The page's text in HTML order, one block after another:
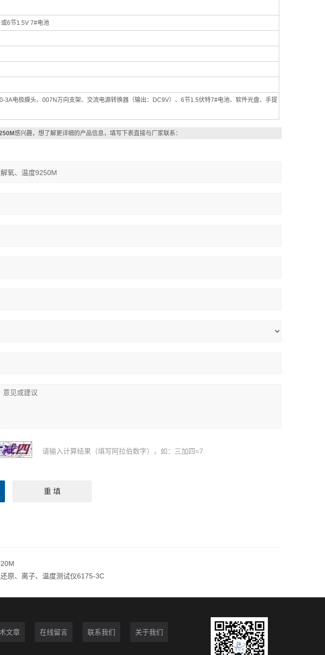
6节1.5V 7#电池
3A电极膜头、007N万向支架、交流电源转换器（输出：DC9V）、6节1.5伏特7#电池、软件光盘、手提
感兴趣，想了解更详细的产品信息，填写下表直接与厂家联系：
请输入计算结果（填写阿拉伯数字），如：三加四=7
原、离子、温度测试仪6175-3C
文章 在线留言 联系我们 关于我们